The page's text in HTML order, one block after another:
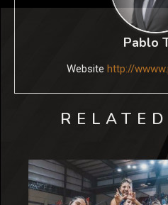
Pablo
Website http://